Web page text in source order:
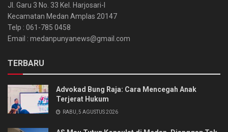
Jl. Garu 3 No. 33 Kel. Harjosari-I
Kecamatan Medan Amplas 20147
Telp : 061-785 0458
Email : medanpunyanews@gmail.com
TERBARU
Advokad Bung Raja: Cara Mencegah Anak
Terjerat Hukum
RABU, 5 AGUSTUS 2026